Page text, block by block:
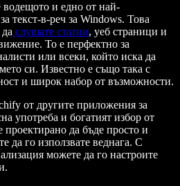
и едно от най-
текст-в-реч за Windows. Това
слушате статии, уеб страници и
То е перфектно за
или всеки, който иска да
си. Известно е също така с
и широк набор от възможности.
от другите приложения за
употреба и богатият избор от
да бъде просто и
да го използвате веднага. С
можете да го настроите